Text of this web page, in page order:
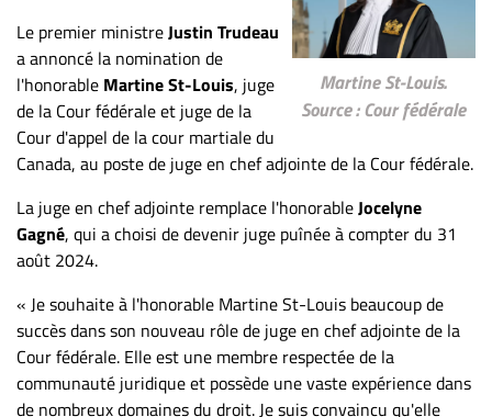
Offres
d'emploi
Formation
Continue
Métiers
Scoop?
CABINETS
ET
ENTREPRISES
Espace
entreprises
Page
entreprises
Martine St-Louis.
Source : Cour fédérale
Le premier ministreJustin Trudeau
a annoncé la nomination de
l'honorable Martine St-Louis, juge
de la Cour fédérale et juge de la
Cour d'appel de la cour martiale du
Canada, au poste de juge en chef adjointe de la Cour fédérale.
La juge en chef adjointe remplace l'honorableJocelyne
Gagné, qui a choisi de devenir juge puînée à compter du 31
août 2024.
« Je souhaite à l'honorable Martine St-Louis beaucoup de
succès dans son nouveau rôle de juge en chef adjointe de la
Cour fédérale. Elle est une membre respectée de la
communauté juridique et possède une vaste expérience dans
de nombreux domaines du droit. Je suis convaincu qu'elle